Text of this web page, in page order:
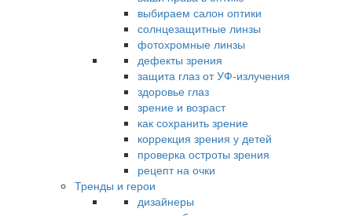
выбираем салон оптики
солнцезащитные линзы
фотохромные линзы
дефекты зрения
защита глаз от УФ-излучения
здоровье глаз
зрение и возраст
как сохранить зрение
коррекция зрения у детей
проверка остроты зрения
рецепт на очки
Тренды и герои
дизайнеры